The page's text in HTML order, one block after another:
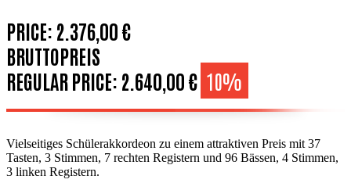
PRICE: 2.376,00 €
BRUTTOPREIS
REGULAR PRICE: 2.640,00 € 10%
Vielseitiges Schülerakkordeon zu einem attraktiven Preis mit 37
Tasten, 3 Stimmen, 7 rechten Registern und 96 Bässen, 4 Stimmen,
3 linken Registern.